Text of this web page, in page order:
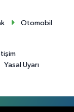
Otomobil
Yasal Uyarı